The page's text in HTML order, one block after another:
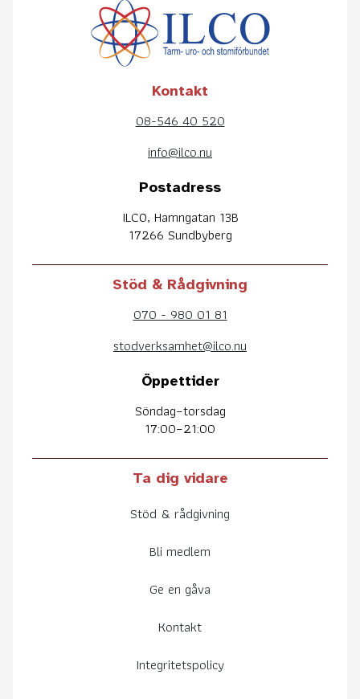
Kontakt
08-546 40 520
info@ilco.nu
Postadress
ILCO, Hamngatan 13B
17266 Sundbyberg
Stöd & Rådgivning
070 - 980 01 81
stodverksamhet@ilco.nu
Öppettider
Söndag–torsdag
17:00–21:00
Ta dig vidare
Stöd & rådgivning
Bli medlem
Ge en gåva
Kontakt
Integritetspolicy